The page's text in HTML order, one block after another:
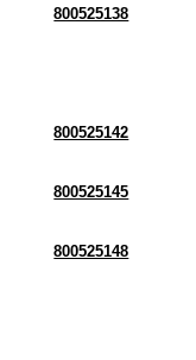
800525138
800525142
800525145
800525148